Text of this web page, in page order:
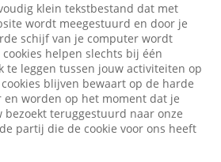
klein tekstbestand dat met
wordt meegestuurd en door je
schijf van je computer wordt
helpen slechts bij één
te leggen tussen jouw activiteiten op
blijven bewaart op de harde
worden op het moment dat je
bezoekt teruggestuurd naar onze
partij die de cookie voor ons heeft